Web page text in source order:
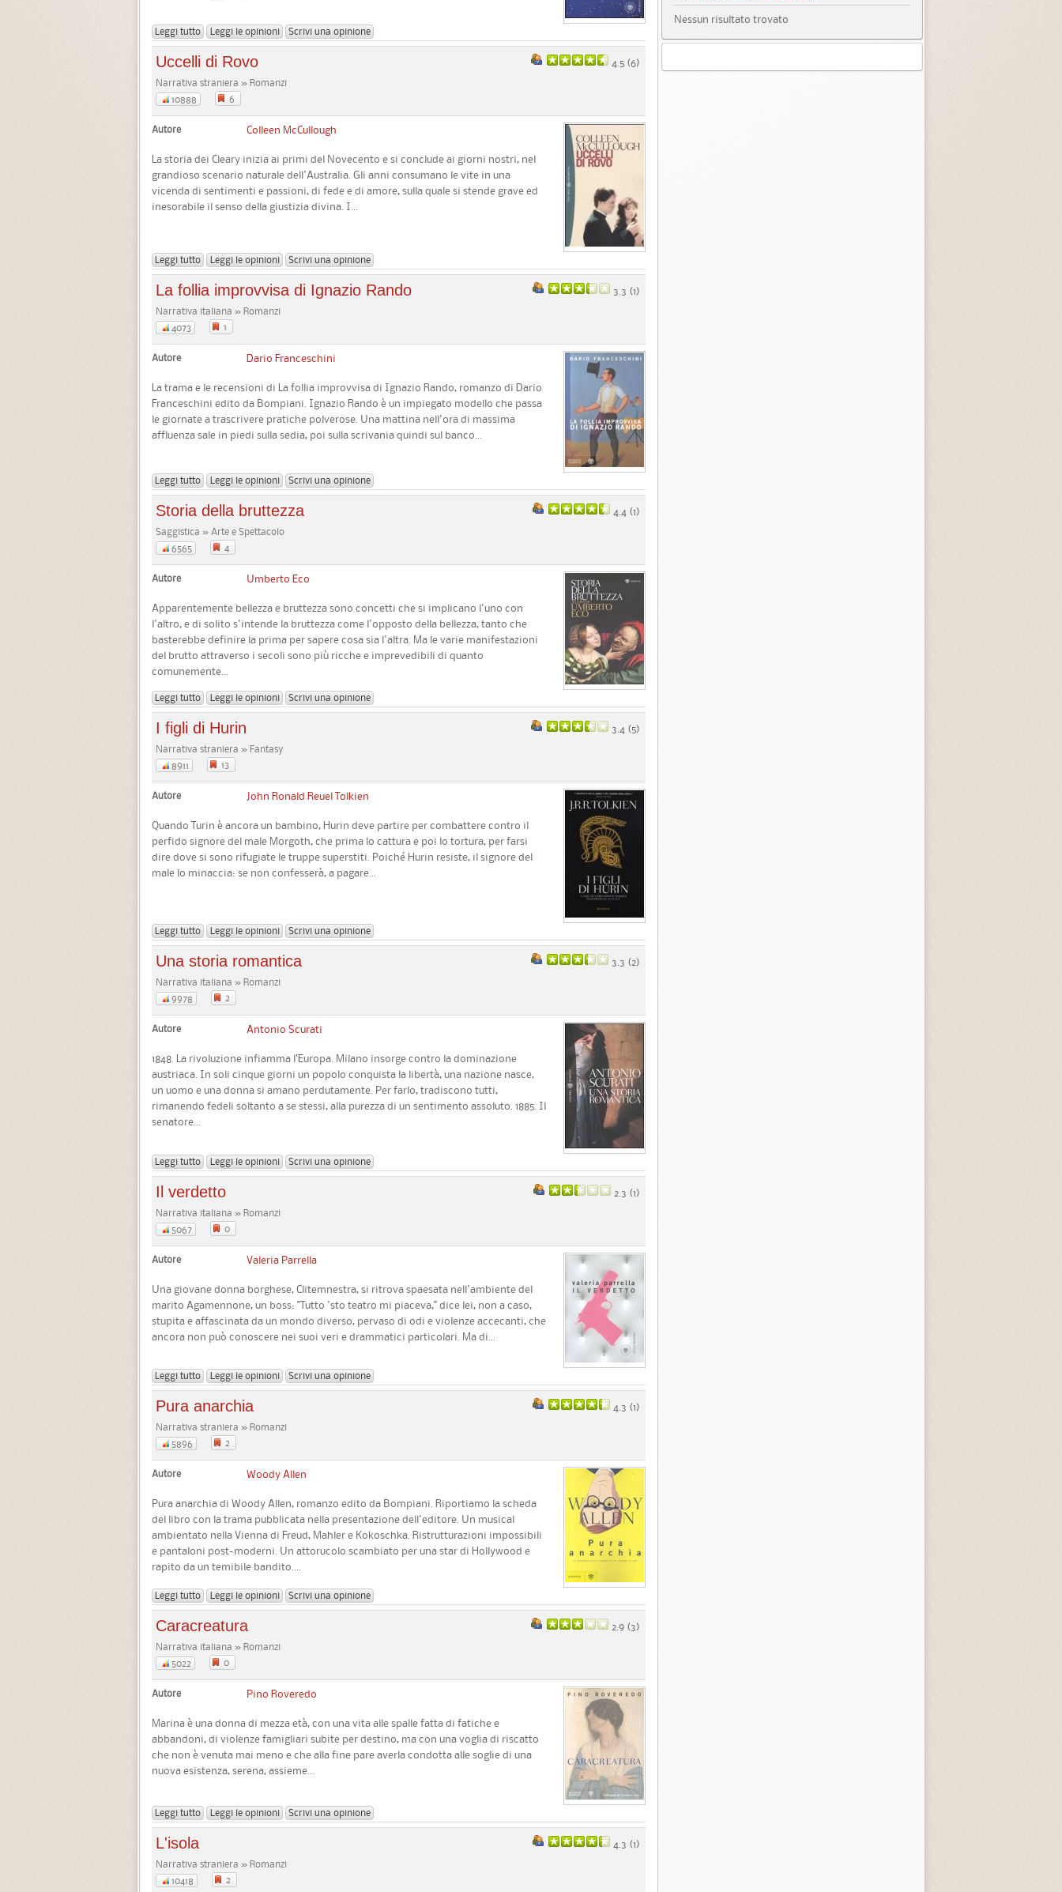
Leggi tutto Leggi le opinioni Scrivi una opinione
4.5 (6)
Uccelli di Rovo
Narrativa straniera » Romanzi
10888
6
Autore Colleen McCullough
La storia dei Cleary inizia ai primi del Novecento e si conclude ai giorni nostri, nel
grandioso scenario naturale dell'Australia. Gli anni consumano le vite in una
vicenda di sentimenti e passioni, di fede e di amore, sulla quale si stende grave ed
inesorabile il senso della giustizia divina. I...
Leggi tutto Leggi le opinioni Scrivi una opinione
3.3 (1)
La follia improvvisa di Ignazio Rando
Narrativa italiana » Romanzi
4073
1
Autore Dario Franceschini
La trama e le recensioni di La follia improvvisa di Ignazio Rando, romanzo di Dario
Franceschini edito da Bompiani. Ignazio Rando è un impiegato modello che passa
le giornate a trascrivere pratiche polverose. Una mattina nell'ora di massima
affluenza sale in piedi sulla sedia, poi sulla scrivania quindi sul banco...
Leggi tutto Leggi le opinioni Scrivi una opinione
4.4 (1)
Storia della bruttezza
Saggistica » Arte e Spettacolo
6565
4
Autore Umberto Eco
Apparentemente bellezza e bruttezza sono concetti che si implicano l'uno con
l'altro, e di solito s'intende la bruttezza come l'opposto della bellezza, tanto che
basterebbe definire la prima per sapere cosa sia l'altra. Ma le varie manifestazioni
del brutto attraverso i secoli sono più ricche e imprevedibili di quanto
comunemente...
Leggi tutto Leggi le opinioni Scrivi una opinione
3.4 (5)
I figli di Hurin
Narrativa straniera » Fantasy
8911
13
Autore John Ronald Reuel Tolkien
Quando Turin è ancora un bambino, Hurin deve partire per combattere contro il
perfido signore del male Morgoth, che prima lo cattura e poi lo tortura, per farsi
dire dove si sono rifugiate le truppe superstiti. Poiché Hurin resiste, il signore del
male lo minaccia: se non confesserà, a pagare...
Leggi tutto Leggi le opinioni Scrivi una opinione
3.3 (2)
Una storia romantica
Narrativa italiana » Romanzi
9978
2
Autore Antonio Scurati
1848. La rivoluzione infiamma l’Europa. Milano insorge contro la dominazione
austriaca. In soli cinque giorni un popolo conquista la libertà, una nazione nasce,
un uomo e una donna si amano perdutamente. Per farlo, tradiscono tutti,
rimanendo fedeli soltanto a se stessi, alla purezza di un sentimento assoluto. 1885. Il
senatore...
Leggi tutto Leggi le opinioni Scrivi una opinione
2.3 (1)
Il verdetto
Narrativa italiana » Romanzi
5067
0
Autore Valeria Parrella
Una giovane donna borghese, Clitemnestra, si ritrova spaesata nell'ambiente del
marito Agamennone, un boss: "Tutto 'sto teatro mi piaceva," dice lei, non a caso,
stupita e affascinata da un mondo diverso, pervaso di odi e violenze accecanti, che
ancora non può conoscere nei suoi veri e drammatici particolari. Ma di...
Leggi tutto Leggi le opinioni Scrivi una opinione
4.3 (1)
Pura anarchia
Narrativa straniera » Romanzi
5896
2
Autore Woody Allen
Pura anarchia di Woody Allen, romanzo edito da Bompiani. Riportiamo la scheda
del libro con la trama pubblicata nella presentazione dell'editore. Un musical
ambientato nella Vienna di Freud, Mahler e Kokoschka. Ristrutturazioni impossibili
e pantaloni post-moderni. Un attorucolo scambiato per una star di Hollywood e
rapito da un temibile bandito....
Leggi tutto Leggi le opinioni Scrivi una opinione
2.9 (3)
Caracreatura
Narrativa italiana » Romanzi
5022
0
Autore Pino Roveredo
Marina è una donna di mezza età, con una vita alle spalle fatta di fatiche e
abbandoni, di violenze famigliari subite per destino, ma con una voglia di riscatto
che non è venuta mai meno e che alla fine pare averla condotta alle soglie di una
nuova esistenza, serena, assieme...
Leggi tutto Leggi le opinioni Scrivi una opinione
4.3 (1)
L'isola
Narrativa straniera » Romanzi
10418
2
Nessun risultato trovato